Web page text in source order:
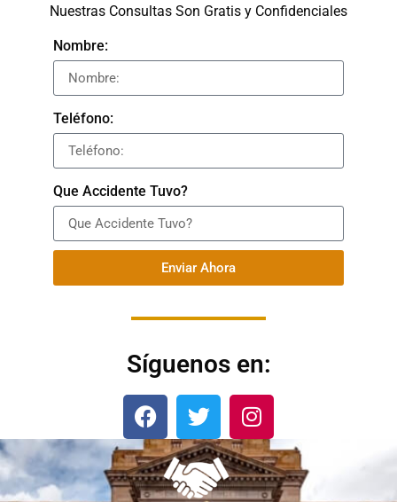
Nuestras Consultas Son Gratis y Confidenciales
Nombre:
Teléfono:
Que Accidente Tuvo?
Enviar Ahora
Síguenos en: